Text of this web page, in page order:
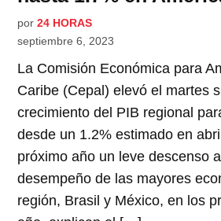
por 24 HORAS
septiembre 6, 2023
La Comisión Económica para
Caribe (Cepal) elevó el martes
crecimiento del PIB regional
desde un 1.2% estimado en
próximo año un leve descenso
desempeño de las mayores
región, Brasil y México, en los